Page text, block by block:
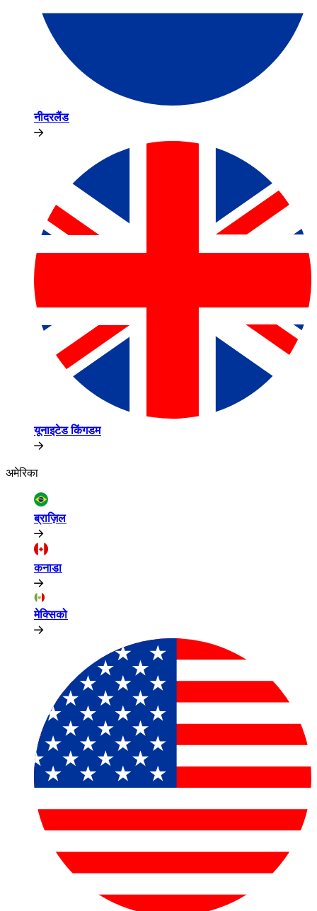
नीदरलैंड​​
यूनाइटेड किंगडम​​
अमेरिका​​
ब्राज़िल​​
कनाडा​​
मेक्सिको​​